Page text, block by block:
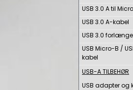
USB 3.0 A til
USB 3.0 A-kabel
USB 3.0
USB Micro-B /
kabel
USB-A TILBEHØR
USB adapter og